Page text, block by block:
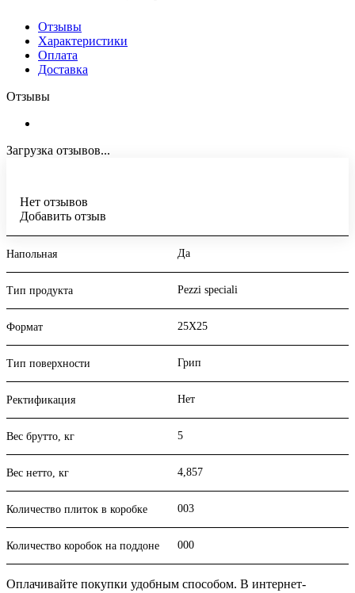
Отзывы
Характеристики
Оплата
Доставка
Отзывы
Загрузка отзывов...
Нет отзывов
Добавить отзыв
Напольная Да
Тип продукта Pezzi speciali
Формат 25X25
Тип поверхности Грип
Ректификация Нет
Вес брутто, кг 5
Вес нетто, кг 4,857
Количество плиток в коробке 003
Количество коробок на поддоне 000
Оплачивайте покупки удобным способом. В интернет-